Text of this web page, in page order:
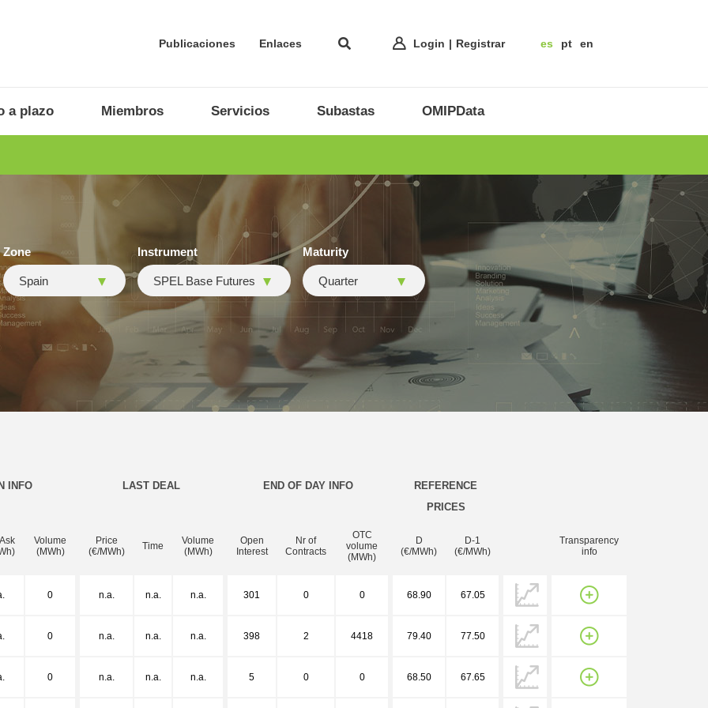
Publicaciones Enlaces Login Registrar es pt en
a plazo Miembros Servicios Subastas OMIPData
Zone
Spain
Instrument
SPEL Base Futures
Maturity
Quarter
INFO LAST DEAL END OF DAY INFO
REFERENCE
PRICES
Volume
(MWh)
Price
(€/MWh)
Time
Volume
(MWh)
Open
Interest
Nr of
Contracts
OTC
volume
(MWh)
D
(€/MWh)
D-1
(€/MWh)
Transparency
info
0 n.a. n.a. n.a. 301 0 0 68.90 67.05
0 n.a. n.a. n.a. 398 2 4418 79.40 77.50
0 n.a. n.a. n.a. 5 0 0 68.50 67.65